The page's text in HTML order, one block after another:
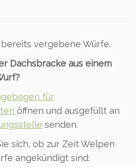
vergebene Würfe.
Dachsbracke aus einem
für
öffnen und ausgefüllt an
senden.
sich, ob zur Zeit Welpen
angekündigt sind: